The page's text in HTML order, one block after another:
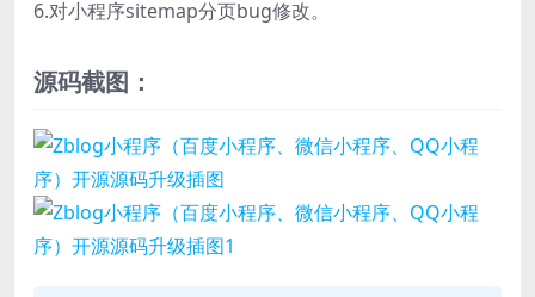
6.对小程序sitemap分页bug修改。
源码截图：